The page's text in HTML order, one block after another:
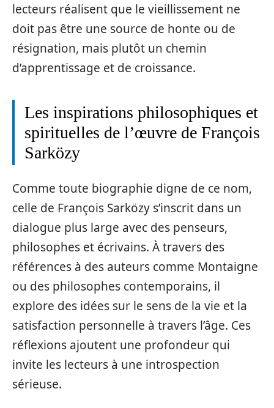
lecteurs réalisent que le vieillissement ne
doit pas être une source de honte ou de
résignation, mais plutôt un chemin
d’apprentissage et de croissance.
Les inspirations philosophiques et
spirituelles de l’œuvre de François
Sarközy
Comme toute biographie digne de ce nom,
celle de François Sarközy s’inscrit dans un
dialogue plus large avec des penseurs,
philosophes et écrivains. À travers des
références à des auteurs comme Montaigne
ou des philosophes contemporains, il
explore des idées sur le sens de la vie et la
satisfaction personnelle à travers l’âge. Ces
réflexions ajoutent une profondeur qui
invite les lecteurs à une introspection
sérieuse.